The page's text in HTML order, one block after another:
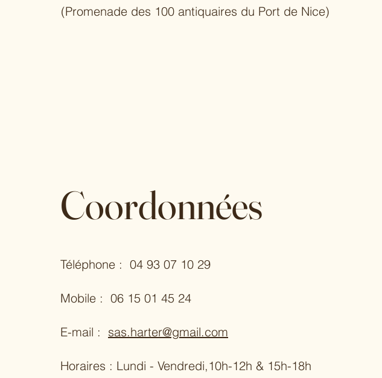
(Promenade des 100 antiquaires du Port de Nice)
Coordonnées
Téléphone : 04 93 07 10 29
Mobile : 06 15 01 45 24
E-mail : sas.harter@gmail.com
Horaires : Lundi - Vendredi,10h-12h & 15h-18h